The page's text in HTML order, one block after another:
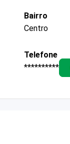
Bairro
Centro
Telefone
**********